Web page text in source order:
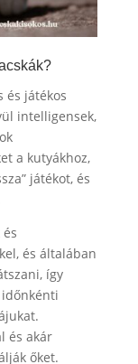
és játékos
intelligensek,
a kutyákhoz,
játékot, és
és általában
így
és akár
őket.